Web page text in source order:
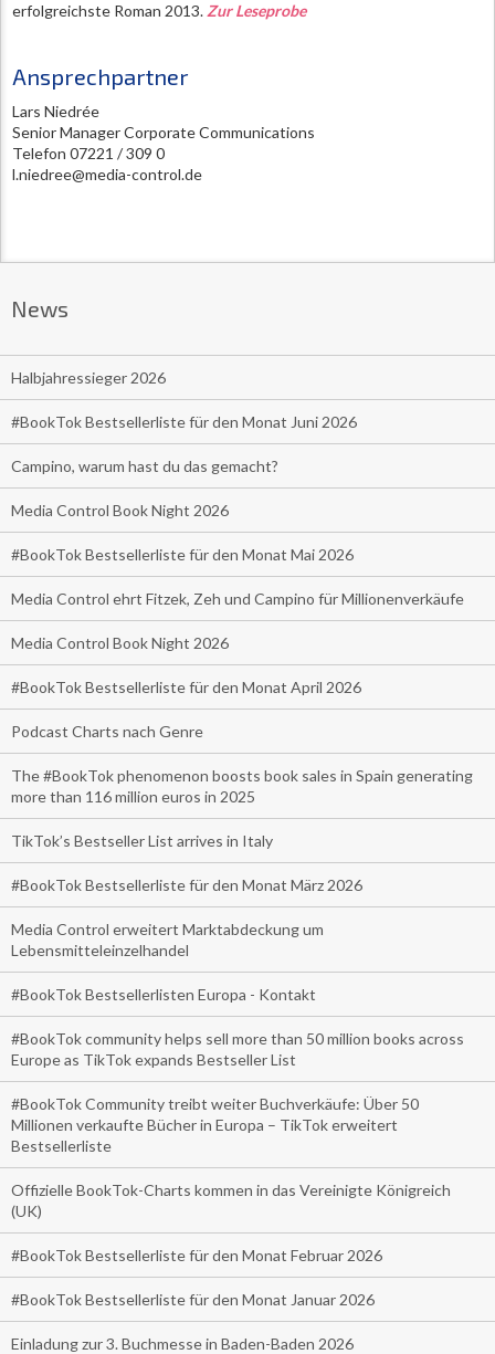
erfolgreichste Roman 2013. Zur Leseprobe
Ansprechpartner
Lars Niedrée
Senior Manager Corporate Communications
Telefon 07221 / 309 0
l.niedree@media-control.de
News
Halbjahressieger 2026
#BookTok Bestsellerliste für den Monat Juni 2026
Campino, warum hast du das gemacht?
Media Control Book Night 2026
#BookTok Bestsellerliste für den Monat Mai 2026
Media Control ehrt Fitzek, Zeh und Campino für Millionenverkäufe
Media Control Book Night 2026
#BookTok Bestsellerliste für den Monat April 2026
Podcast Charts nach Genre
The #BookTok phenomenon boosts book sales in Spain generating
more than 116 million euros in 2025
TikTok’s Bestseller List arrives in Italy
#BookTok Bestsellerliste für den Monat März 2026
Media Control erweitert Marktabdeckung um
Lebensmitteleinzelhandel
#BookTok Bestsellerlisten Europa - Kontakt
#BookTok community helps sell more than 50 million books across
Europe as TikTok expands Bestseller List
#BookTok Community treibt weiter Buchverkäufe: Über 50
Millionen verkaufte Bücher in Europa – TikTok erweitert
Bestsellerliste
Offizielle BookTok-Charts kommen in das Vereinigte Königreich
(UK)
#BookTok Bestsellerliste für den Monat Februar 2026
#BookTok Bestsellerliste für den Monat Januar 2026
Einladung zur 3. Buchmesse in Baden-Baden 2026